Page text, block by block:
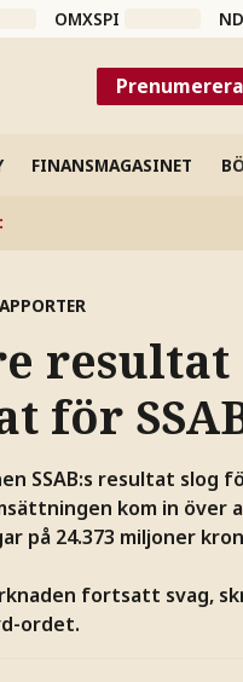
OMXSPI
Prenumerera
FINANSMAGASINET
resultat
för
SSAB:s resultat slog
kom in över
på 24.373 miljoner
fortsatt svag,
ordet.